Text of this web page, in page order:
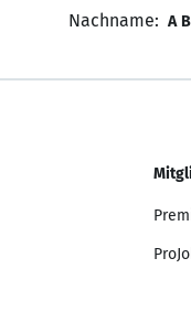
Nachname: A B